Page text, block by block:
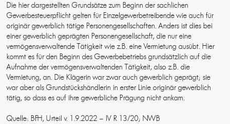
Die hier dargestellten Grundsätze zum Beginn der sachlichen
Gewerbesteuerpflicht gelten für Einzelgewerbetreibende wie auch für
originär gewerblich tätige Personengesellschaften. Anders ist dies bei
einer gewerblich geprägten Personengesellschaft, die nur eine
vermögensverwaltende Tätigkeit wie z.B. eine Vermietung ausübt. Hier
kommt es für den Beginn des Gewerbebetriebs grundsätzlich auf die
Aufnahme der vermögensverwaltenden Tätigkeit, also z.B. die
Vermietung, an. Die Klägerin war zwar auch gewerblich geprägt; sie
war aber als Grundstückshändlerin in erster Linie originär gewerblich
tätig, so dass es auf ihre gewerbliche Prägung nicht ankam.
Quelle: BFH, Urteil v. 1.9.2022 – IV R 13/20; NWB